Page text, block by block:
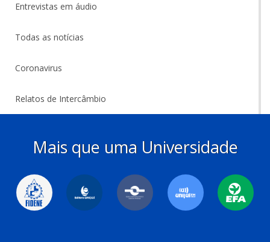
Entrevistas em áudio
Todas as notícias
Coronavirus
Relatos de Intercâmbio
Mais que uma Universidade